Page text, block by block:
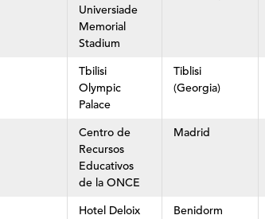
Universiade
Memorial
Stadium
Tbilisi
Olympic
Palace
Tiblisi
(Georgia)
Centro de
Recursos
Educativos
de la ONCE
Madrid
Hotel Deloix
Benidorm